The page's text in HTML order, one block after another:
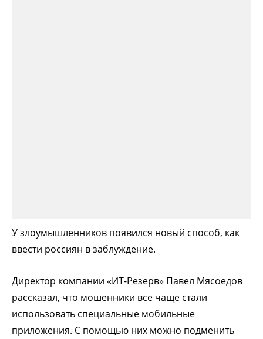
У злоумышленников появился новый способ, как
ввести россиян в заблуждение.
Директор компании «ИТ-Резерв» Павел Мясоедов
рассказал, что мошенники все чаще стали
использовать специальные мобильные
приложения. С помощью них можно подменить